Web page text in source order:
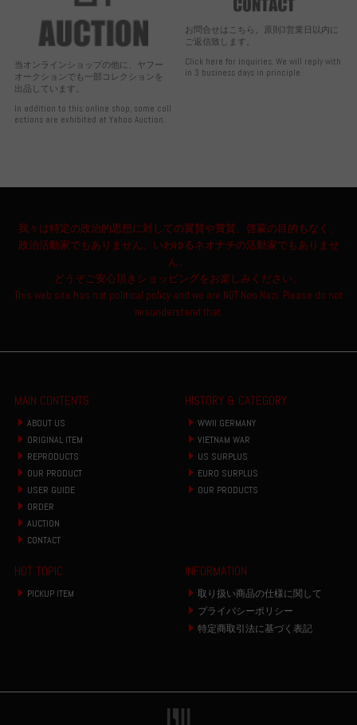
当オンラインショップの他に、ヤフー
オークションでも一部コレクションを
出品しています。
In addition to this online shop, some coll
ections are exhibited at Yahoo Auction.
お問合せはこちら。原則3営業日以内に
ご返信致します。
Click here for inquiries. We will reply with
in 3 business days in principle.
我々は特定の政治的思想に対しての翼賛や賞賛、啓蒙の目的もなく、
政治活動家でもありません。いわゆるネオナチの活動家でもありませ
ん。
どうぞご安心頂きショッピングをお楽しみください。
This web site has not political policy and we are NOT Neo Nazi. Please do not
misunderstand that.
MAIN CONTENTS
ABOUT US
ORIGINAL ITEM
REPRODUCTS
OUR PRODUCT
USER GUIDE
ORDER
AUCTION
CONTACT
HISTORY & CATEGORY
WWII GERMANY
VIETNAM WAR
US SURPLUS
EURO SURPLUS
OUR PRODUCTS
HOT TOPIC
PICKUP ITEM
INFORMATION
取り扱い商品の仕様に関して
プライバシーポリシー
特定商取引法に基づく表記